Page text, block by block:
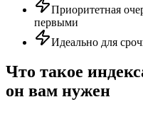
Приоритетная
первыми
Идеально для
Что такое
он вам нужен